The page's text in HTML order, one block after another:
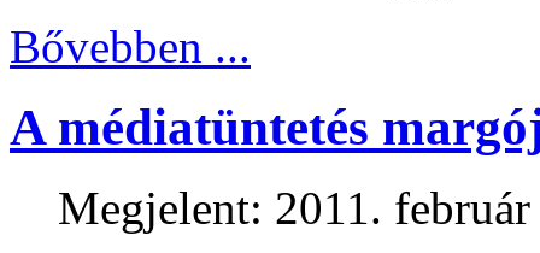
Bővebben ...
A médiatüntetés
Megjelent: 2011.